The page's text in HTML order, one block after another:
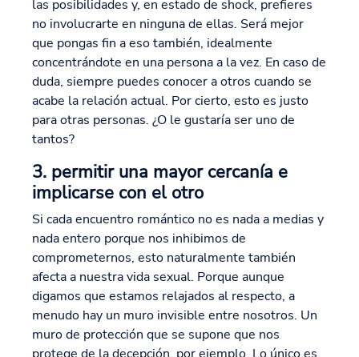
las posibilidades y, en estado de shock, prefieres
no involucrarte en ninguna de ellas. Será mejor
que pongas fin a eso también, idealmente
concentrándote en una persona a la vez. En caso de
duda, siempre puedes conocer a otros cuando se
acabe la relación actual. Por cierto, esto es justo
para otras personas. ¿O le gustaría ser uno de
tantos?
3. permitir una mayor cercanía e
implicarse con el otro
Si cada encuentro romántico no es nada a medias y
nada entero porque nos inhibimos de
comprometernos, esto naturalmente también
afecta a nuestra vida sexual. Porque aunque
digamos que estamos relajados al respecto, a
menudo hay un muro invisible entre nosotros. Un
muro de protección que se supone que nos